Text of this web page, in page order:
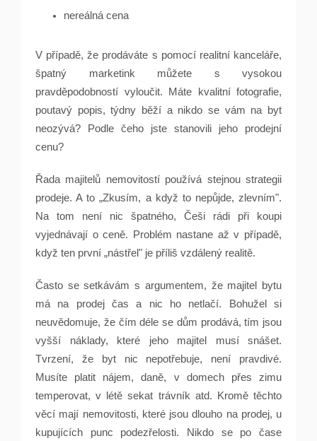
nereálná cena
V případě, že prodáváte s pomocí realitní kanceláře,
špatný marketink můžete s vysokou
pravděpodobností vyloučit. Máte kvalitní fotografie,
poutavý popis, týdny běží a nikdo se vám na byt
neozývá? Podle čeho jste stanovili jeho prodejní
cenu?
Řada majitelů nemovitostí používá stejnou strategii
prodeje. A to „Zkusím, a když to nepůjde, zlevním".
Na tom není nic špatného, Češi rádi při koupi
vyjednávají o ceně. Problém nastane až v případě,
když ten první „nástřel" je příliš vzdálený realitě.
Často se setkávám s argumentem, že majitel bytu
má na prodej čas a nic ho netlačí. Bohužel si
neuvědomuje, že čím déle se dům prodává, tím jsou
vyšší náklady, které jeho majitel musí snášet.
Tvrzení, že byt nic nepotřebuje, není pravdivé.
Musíte platit nájem, daně, v domech přes zimu
temperovat, v létě sekat trávník atd. Kromě těchto
věcí mají nemovitosti, které jsou dlouho na prodej, u
kupujících punc podezřelosti. Nikdo se po čase